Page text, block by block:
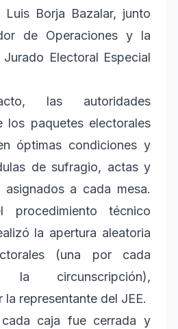
Borja Bazalar, junto
de Operaciones y la
Electoral Especial
las autoridades
los paquetes electorales
óptimas condiciones y
de sufragio, actas y
asignados a cada mesa.
procedimiento técnico
la apertura aleatoria
(una por cada
circunscripción),
representante del JEE.
caja fue cerrada y